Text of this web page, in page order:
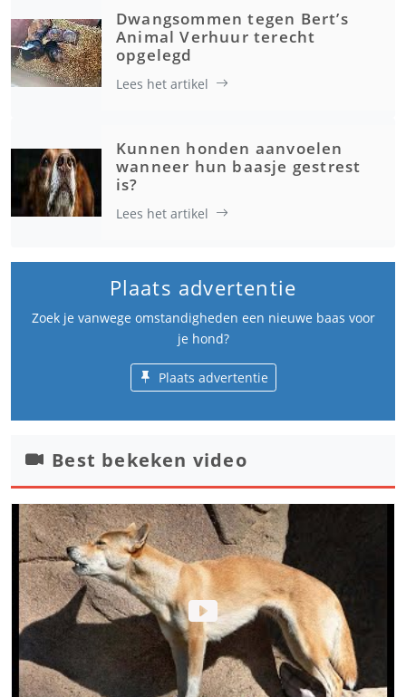
Dwangsommen tegen Bert’s
Animal Verhuur terecht
opgelegd
Lees het artikel
Kunnen honden aanvoelen
wanneer hun baasje gestrest
is?
Lees het artikel
Plaats advertentie
Zoek je vanwege omstandigheden een nieuwe baas voor
je hond?
Plaats advertentie
Best bekeken video